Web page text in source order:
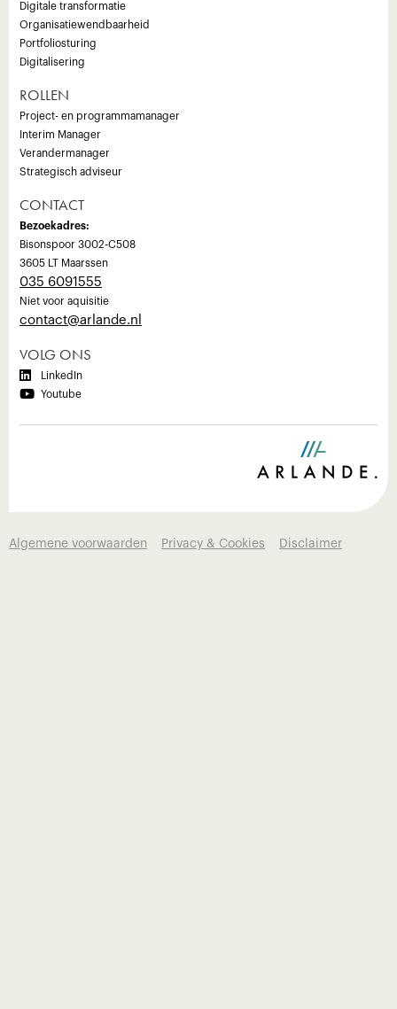
Digitale transformatie
Organisatiewendbaarheid
Portfoliosturing
Digitalisering
ROLLEN
Project- en programmamanager
Interim Manager
Verandermanager
Strategisch adviseur
CONTACT
Bezoekadres:
Bisonspoor 3002-C508
3605 LT Maarssen
035 6091555
Niet voor aquisitie
‍contact@arlande.nl
VOLG ONS
 LinkedIn
 Youtube
Algemene voorwaarden Privacy & Cookies Disclaimer